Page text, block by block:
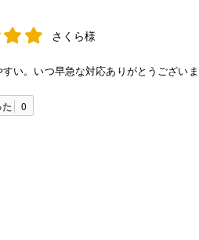
さくら様
い。いつ早急な対応ありがとうございま
0